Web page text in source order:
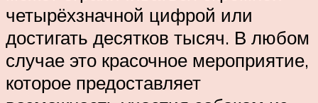
четырёхзначной цифрой или
достигать десятков тысяч. В любом
случае это красочное мероприятие,
которое предоставляет